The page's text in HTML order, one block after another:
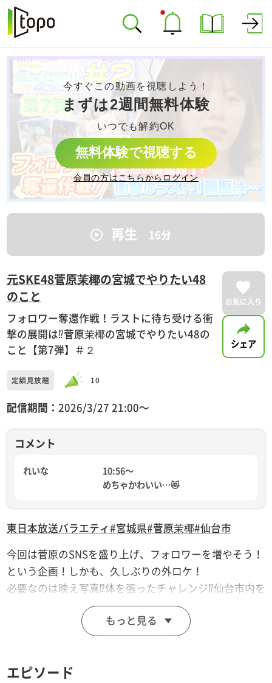
今すぐこの動画を視聴しよう！
まずは2週間無料体験
いつでも解約OK
無料体験で視聴する
会員の方はこちらからログイン
再生 16分
元SKE48菅原茉椰の宮城でやりたい48
のこと
フォロワー奪還作戦！ラストに待ち受ける衝
撃の展開は⁉菅原茉椰の宮城でやりたい48の
こと【第7弾】＃２
定額見放題 10
配信期間： 2026/3/27 21:00〜
お気に入り
シェア
コメント
れいな
10:56〜
めちゃかわいい…😻
東日本放送バラエティ #宮城県#菅原茉椰#仙台市
今回は菅原のSNSを盛り上げ、フォロワーを増やそう！
という企画！しかも、久しぶりの外ロケ！
必要なのは映え写真⁉体を張ったチャレンジ⁉仙台市内を
右往左往する菅原とスタッフ…
最後には番組Pから謎の手紙が！衝撃の内容と菅原の運
命は⁉風雲急を告げる最新話配信開始ッ！
【東北総合ポータルtopoオリジナル配信番組「菅原茉
もっと見る
エピソード